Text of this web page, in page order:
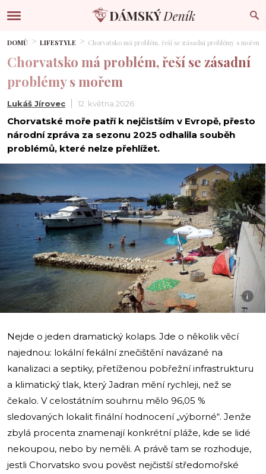
DOMŮ LIFESTYLE Chorvatsko má problém, řeší se zásadní problémy s mořem
Chorvatsko má problém, řeší se zásadní
problémy s mořem
Lukáš Jírovec 12. května 2026
Chorvatské moře patří k nejčistším v Evropě, přesto
národní zpráva za sezonu 2025 odhalila souběh
problémů, které nelze přehlížet.
i
Nejde o jeden dramatický kolaps. Jde o několik věcí
najednou: lokální fekální znečištění navázané na
kanalizaci a septiky, přetíženou pobřežní infrastrukturu
a klimatický tlak, který Jadran mění rychleji, než se
čekalo. V celostátním souhrnu mělo 96,05 %
sledovaných lokalit finální hodnocení „výborné“. Jenže
zbylá procenta znamenají konkrétní pláže, kde se lidé
nekoupou, nebo by neměli. A právě tam se rozhoduje,
jestli Chorvatsko svou pověst nejčistší středomořské